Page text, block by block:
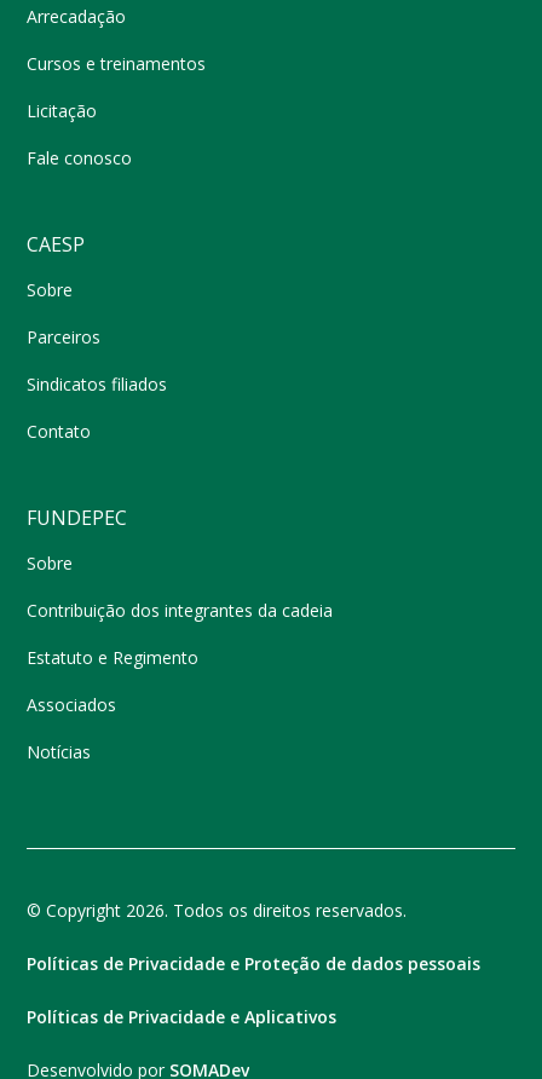
Arrecadação
Cursos e treinamentos
Licitação
Fale conosco
CAESP
Sobre
Parceiros
Sindicatos filiados
Contato
FUNDEPEC
Sobre
Contribuição dos integrantes da cadeia
Estatuto e Regimento
Associados
Notícias
© Copyright 2026. Todos os direitos reservados.
Políticas de Privacidade e Proteção de dados pessoais
Políticas de Privacidade e Aplicativos
Desenvolvido por SOMADev